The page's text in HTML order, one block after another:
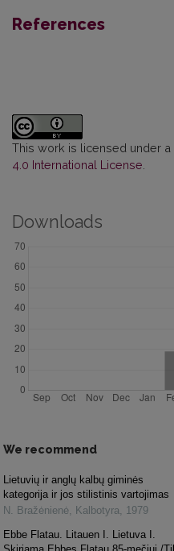
References
This work is licensed under a
4.0 International License
Downloads
We recommend
Lietuvių ir anglų kalbų giminės
kategorija ir jos stilistinis vartojimas
N. Bražėnienė, Kalbotyra, 1979
Ebbe Flatau. Litauen I. Lietuva I.